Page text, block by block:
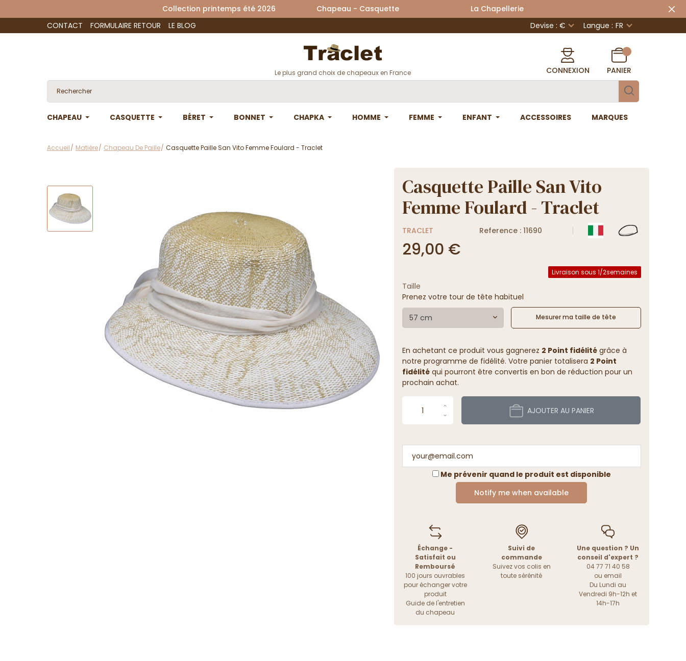
Collection printemps été 2026 Chapeau - Casquette La Chapellerie
CONTACT
FORMULAIRE RETOUR LE BLOG Devise : € Langue : FR
Le plus grand choix de chapeaux en France CONNEXION PANIER
CHAPEAU CASQUETTE BÉRET BONNET CHAPKA HOMME FEMME ENFANT ACCESSOIRES MARQUES
Accueil Matière Chapeau De Paille Casquette Paille San Vito Femme Foulard - Traclet
Casquette Paille San Vito
Femme Foulard - Traclet
TRACLET Reference : 11690
29,00 €
Livraison sous 1/2semaines
Taille
Prenez votre tour de tête habituel
57 cm Mesurer ma taille de tête
En achetant ce produit vous gagnerez 2 Point fidélitégrâce à
notre programme de fidélité. Votre panier totalisera 2 Point
fidélitéqui pourront être convertis en bon de réduction pour un
prochain achat.
AJOUTER AU PANIER
Me prévenir quand le produit est disponible
Notify me when available
Échange -
Satisfait ou
Remboursé
100 jours ouvrables
pour échanger votre
produit
Guide de l'entretien
du chapeau
Suivi de
commande
Suivez vos colis en
toute sérénité
Une question ? Un
conseil d'expert ?
04 77 71 40 58
ou email
Du Lundi au
Vendredi 9h-12h et
14h-17h